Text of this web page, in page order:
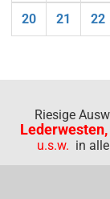
20 21 22
Riesige
u.s.w. in